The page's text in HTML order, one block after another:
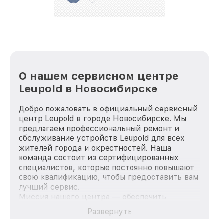
О нашем сервисном центре
Leupold в Новосибирске
Добро пожаловать в официальный сервисный
центр Leupold в городе Новосибирске. Мы
предлагаем профессиональный ремонт и
обслуживание устройств Leupold для всех
жителей города и окрестностей. Наша
команда состоит из сертифицированных
специалистов, которые постоянно повышают
свою квалификацию, чтобы предоставить вам
лучший сервис.
Миссия нашего центра — обеспечить
качественный и доступный ремонт для
каждого пользователя продукции Leupold, вне
Развернуть